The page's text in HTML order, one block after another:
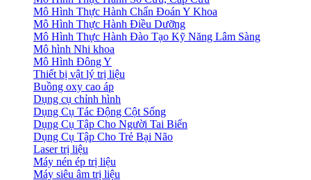
Mô Hình Thực Hành Chẩn Đoán Y Khoa
Mô Hình Thực Hành Điều Dưỡng
Mô Hình Thực Hành Đào Tạo Kỹ Năng Lâm Sàng
Mô hình Nhi khoa
Mô Hình Đông Y
Thiết bị vật lý trị liệu
Buồng oxy cao áp
Dụng cụ chỉnh hình
Dụng Cụ Tác Động Cột Sống
Dụng Cụ Tập Cho Người Tai Biến
Dụng Cụ Tập Cho Trẻ Bại Não
Laser trị liệu
Máy nén ép trị liệu
Máy siêu âm trị liệu